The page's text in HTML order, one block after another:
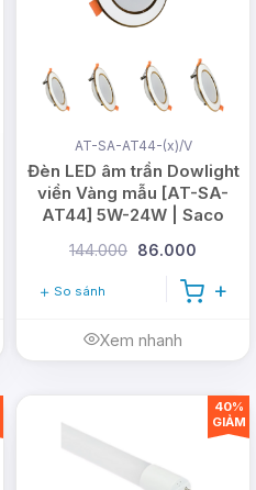
AT-SA-AT44-(x)/V
Đèn LED âm trần Dowlight
viền Vàng mẫu [AT-SA-
AT44] 5W-24W | Saco
144.000 86.000
So sánh
Xem nhanh
40%
GIẢM